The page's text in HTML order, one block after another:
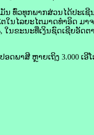
ທົ່ວ​ທຸກ​ພາກສ່ວນໄດ້​ປະເຊີ
ໃນໄລຍະ​ໄຕ​ມາດ​ທຳ​ອິດ ມາ​
ໃນ​ຂະນະ​ທີ່ເງິນ​ຊົດ​ເຊີຍອັດຕ
າສີ ຫຼາຍ​ເຖິງ 3.000 ເອີ​ໂ